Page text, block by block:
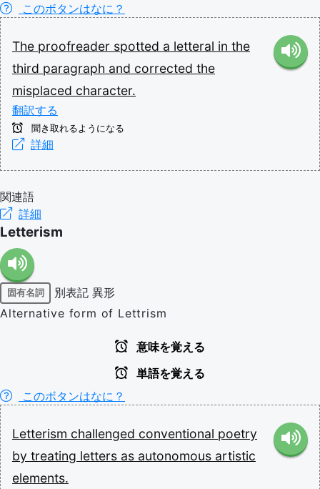
このボタンはなに？
The proofreader spotted a letteral in the
third paragraph and corrected the
misplaced character.
翻訳する
聞き取れるようになる
詳細
関連語
詳細
Letterism
固有名詞 別表記 異形
Alternative form of Lettrism
意味を覚える
単語を覚える
このボタンはなに？
Letterism challenged conventional poetry
by treating letters as autonomous artistic
elements.